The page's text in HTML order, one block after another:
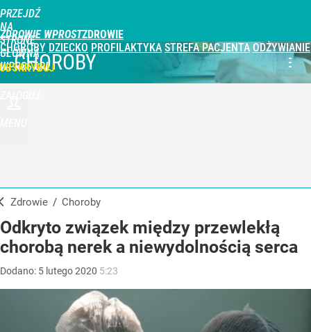
PRZEJDŹ
NA
STRONĘ
GŁÓWNĄ
WPROST.PL
ZDROWIE WPROST
CHOROBY DZIECKO PROFILAKTYKA STREFA PACJENTA ODŻYWIANIE
CHOROBY
Zdrowie / Choroby
Odkryto związek między przewlekłą
chorobą nerek a niewydolnością serca
Dodano: 5 lutego2020 5:23